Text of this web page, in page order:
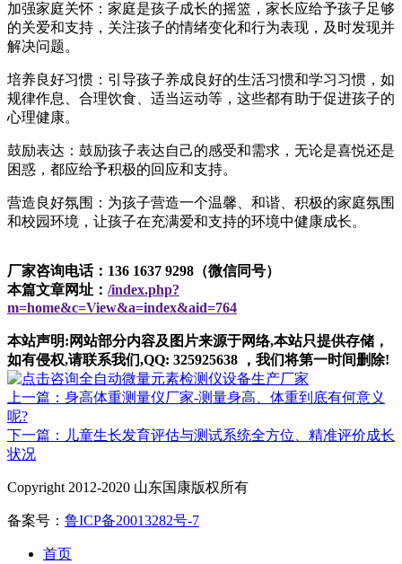
加强家庭关怀：家庭是孩子成长的摇篮，家长应给予孩子足够
的关爱和支持，关注孩子的情绪变化和行为表现，及时发现并
解决问题。
培养良好习惯：引导孩子养成良好的生活习惯和学习习惯，如
规律作息、合理饮食、适当运动等，这些都有助于促进孩子的
心理健康。
鼓励表达：鼓励孩子表达自己的感受和需求，无论是喜悦还是
困惑，都应给予积极的回应和支持。
营造良好氛围：为孩子营造一个温馨、和谐、积极的家庭氛围
和校园环境，让孩子在充满爱和支持的环境中健康成长。
厂家咨询电话：136 1637 9298（微信同号）
本篇文章网址： /index.php?
m=home&c=View&a=index&aid=764
本站声明:网站部分内容及图片来源于网络,本站只提供存储，
如有侵权,请联系我们,QQ: 325925638 ，我们将第一时间删除!
上一篇：身高体重测量仪厂家-测量身高、体重到底有何意义
呢?
下一篇：儿童生长发育评估与测试系统全方位、精准评价成长
状况
Copyright 2012-2020 山东国康版权所有
备案号： 鲁ICP备20013282号-7
首页